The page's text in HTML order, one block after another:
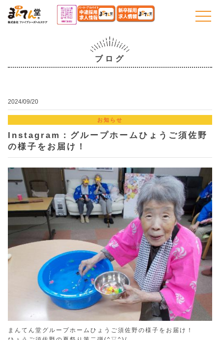
ブログ
2024/09/20
お知らせ
Instagram：グループホームひょうご須佐野
の様子をお届け！
まんてん堂グループホームひょうご須佐野の様子をお届け！